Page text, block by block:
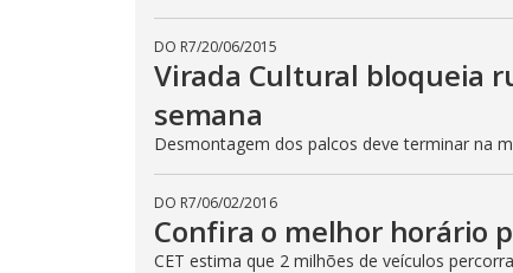
DO R7/20/06/2015
Virada Cultural bloqueia
semana
Desmontagem dos palcos deve terminar na
DO R7/06/02/2016
Confira o melhor horário
CET estima que 2 milhões de veículos